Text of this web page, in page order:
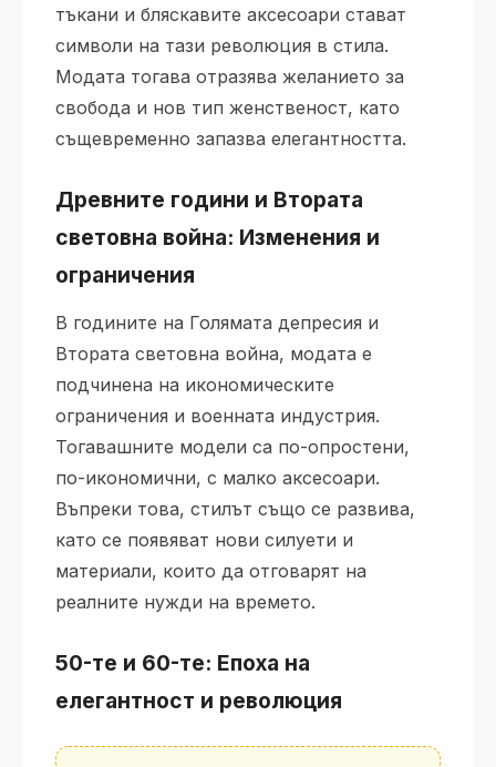
тъкани и бляскавите аксесоари стават
символи на тази революция в стила.
Модата тогава отразява желанието за
свобода и нов тип женственост, като
същевременно запазва елегантността.
Древните години и Втората
световна война: Изменения и
ограничения
В годините на Голямата депресия и
Втората световна война, модата е
подчинена на икономическите
ограничения и военната индустрия.
Тогавашните модели са по-опростени,
по-икономични, с малко аксесоари.
Въпреки това, стилът също се развива,
като се появяват нови силуети и
материали, които да отговарят на
реалните нужди на времето.
50-те и 60-те: Епоха на
елегантност и революция